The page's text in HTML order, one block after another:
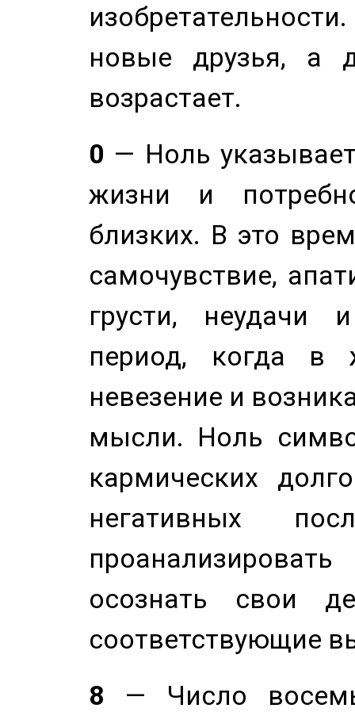
новые друзья, а
возрастает.
0 — Ноль
жизни и
близких. В это
самочувствие,
грусти, неудачи
период, когда в
невезение и
мысли. Ноль
кармических
негативных
осознать свои
соответствующие
8 — Число